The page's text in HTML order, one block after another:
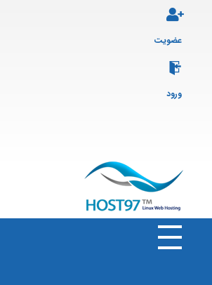
عضویت
ورود
هاست ۹۷ارائه سرویس هاست لینوکس و ثبت دامنه